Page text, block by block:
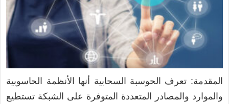
المقدمة: تعرف الحوسبة السحابية أنها الأنظمة الحاسوبية
والموارد والمصادر المتعددة المتوفرة على الشبكة تستطيع